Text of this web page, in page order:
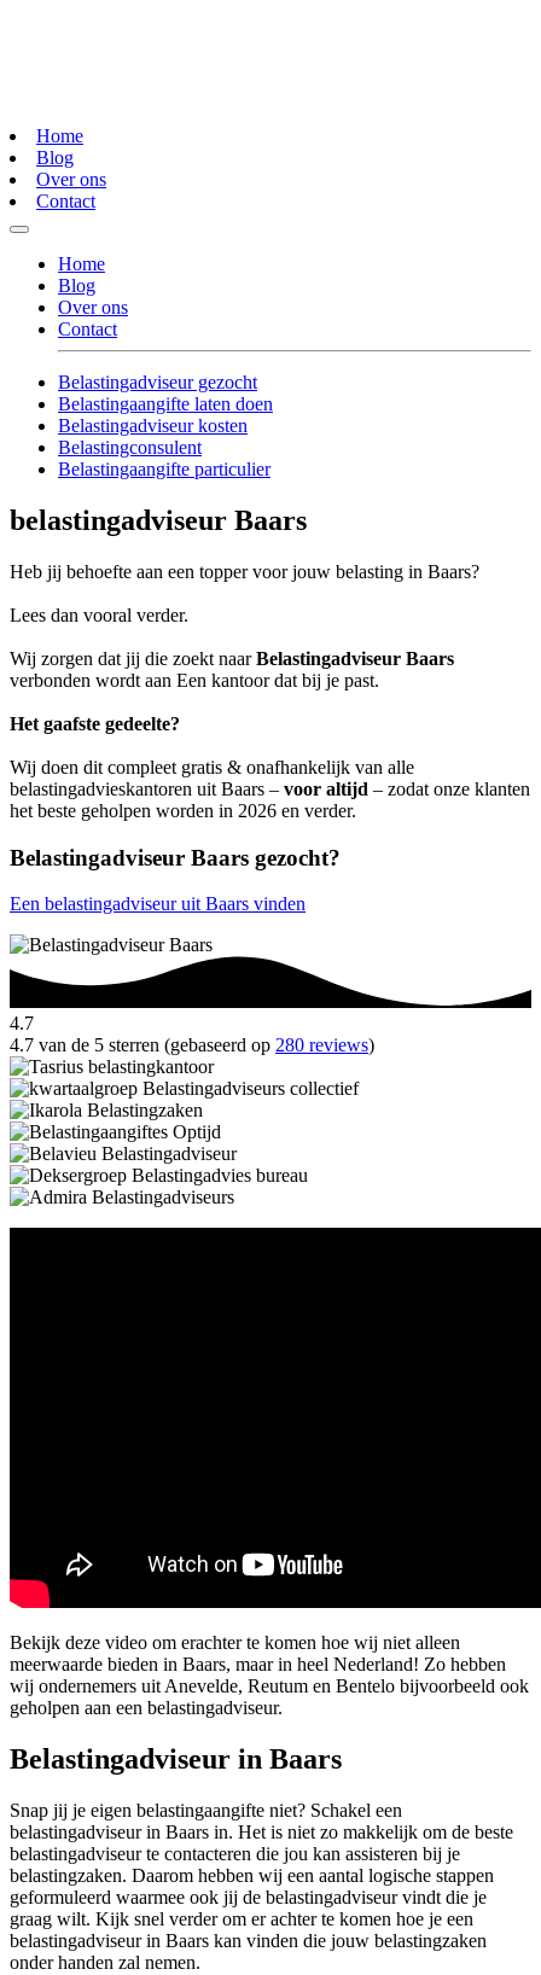
Home
Blog
Over ons
Contact
Home
Blog
Over ons
Contact
Belastingadviseur gezocht
Belastingaangifte laten doen
Belastingadviseur kosten
Belastingconsulent
Belastingaangifte particulier
belastingadviseur Baars
Heb jij behoefte aan een topper voor jouw belasting in Baars?
Lees dan vooral verder.
Wij zorgen dat jij die zoekt naarBelastingadviseur Baars
verbonden wordt aan Een kantoor dat bij je past.
Het gaafste gedeelte?
Wij doen dit compleet gratis & onafhankelijk van alle
belastingadvieskantoren uit Baars – voor altijd – zodat onze klanten
het beste geholpen worden in 2026 en verder.
Belastingadviseur Baars gezocht?
Een belastingadviseur uit Baars vinden
4.7
4.7 van de 5 sterren (gebaseerd op 280 reviews)
Bekijk deze video om erachter te komen hoe wij niet alleen
meerwaarde bieden in Baars, maar in heel Nederland! Zo hebben
wij ondernemers uit Anevelde, Reutum en Bentelo bijvoorbeeld ook
geholpen aan een belastingadviseur.
Belastingadviseur in Baars
Snap jij je eigen belastingaangifte niet? Schakel een
belastingadviseur in Baars in. Het is niet zo makkelijk om de beste
belastingadviseur te contacteren die jou kan assisteren bij je
belastingzaken. Daarom hebben wij een aantal logische stappen
geformuleerd waarmee ook jij de belastingadviseur vindt die je
graag wilt. Kijk snel verder om er achter te komen hoe je een
belastingadviseur in Baars kan vinden die jouw belastingzaken
onder handen zal nemen.